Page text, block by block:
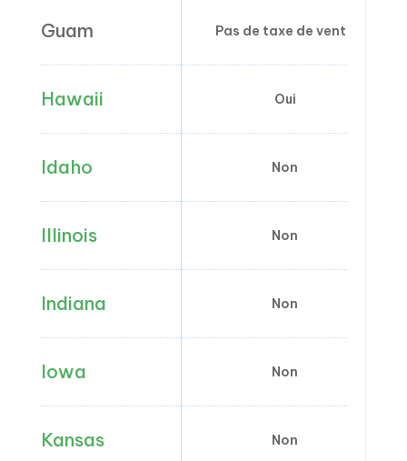
Guam Pas de taxe de vente
Hawaii Oui
Idaho Non
Illinois Non
Indiana Non
Iowa Non
Kansas Non